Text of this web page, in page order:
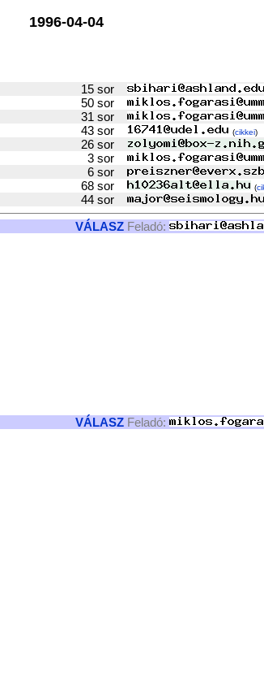
1996-04-04
15 sor
50 sor
31 sor
43 sor (cikkei)
26 sor
3 sor
6 sor
68 sor (
44 sor
VÁLASZ Feladó:
VÁLASZ Feladó: